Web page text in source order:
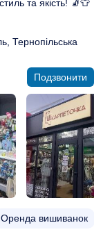
та якість! 🧦👕
Тернопільська
Подзвонити
Оренда вишиванок